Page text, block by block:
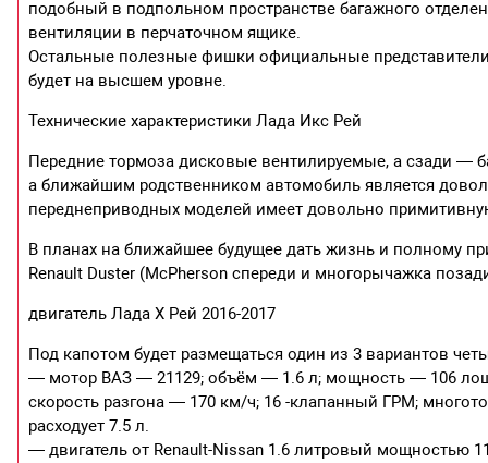
подобный в подпольном пространстве багажного
вентиляции в перчаточном ящике.
Остальные полезные фишки официальные
будет на высшем уровне.
Технические характеристики Лада Икс Рей
Передние тормоза дисковые вентилируемые, а сзади —
а ближайшим родственником автомобиль является
переднеприводных моделей имеет довольно
В планах на ближайшее будущее дать жизнь и полному
Renault Duster (McPherson спереди и многорычажка
двигатель Лада Х Рей 2016-2017
Под капотом будет размещаться один из 3 вариантов
— мотор ВАЗ — 21129; объём — 1.6 л; мощность — 106
скорость разгона — 170 км/ч; 16 -клапанный ГРМ;
расходует 7.5 л.
— двигатель от Renault-Nissan 1.6 литровый мощностью